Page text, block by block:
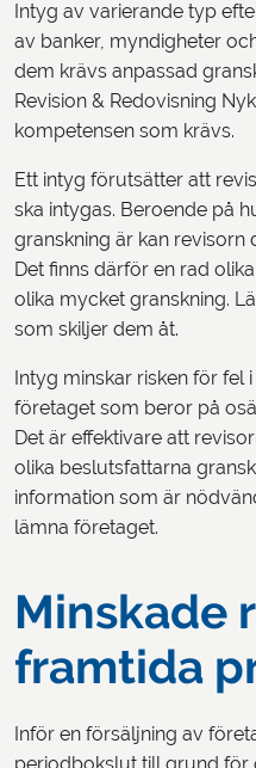
Intyg av varierande typ
av banker, myndigheter
dem krävs anpassad
Revision & Redovisning
kompetensen som krävs.
Ett intyg förutsätter att
ska intygas. Beroende på
granskning är kan revisorn
Det finns därför en rad
olika mycket granskning.
som skiljer dem åt.
Intyg minskar risken för
företaget som beror på
Det är effektivare att
olika beslutsfattarna
information som är
lämna företaget.
Minskade
framtida
Inför en försäljning av